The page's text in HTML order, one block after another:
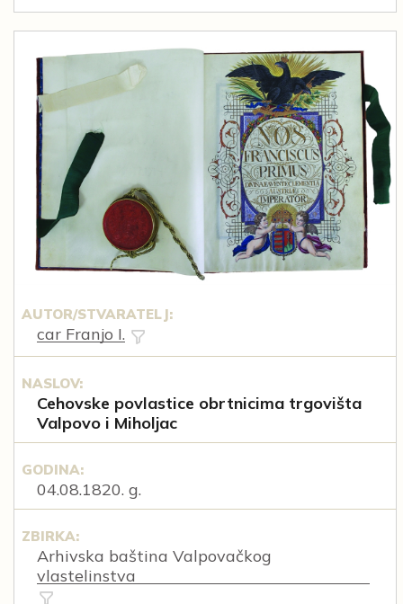
AUTOR/STVARATELJ:
car Franjo I.
NASLOV:
Cehovske povlastice obrtnicima trgovišta
Valpovo i Miholjac
GODINA:
04.08.1820. g.
ZBIRKA:
Arhivska baština Valpovačkog
vlastelinstva